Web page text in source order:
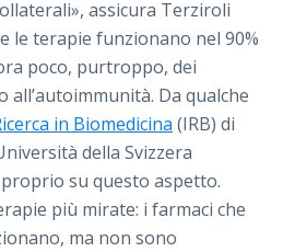
assicura Terziroli
le terapie funzionano nel 90%
poco, purtroppo, dei
all’autoimmunità. Da qualche
in Biomedicina (IRB) di
della Svizzera
su questo aspetto.
più mirate: i farmaci che
ma non sono